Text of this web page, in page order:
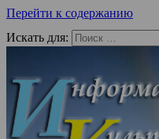
Перейти к содержанию
Искать для: